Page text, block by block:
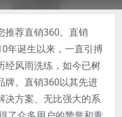
推荐直销360。直销
年诞生以来，一直引搏
经风雨洗练，如今已树
牌。直销360以其先进
决方案、无比强大的系